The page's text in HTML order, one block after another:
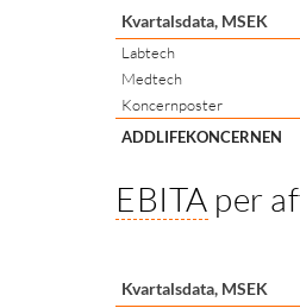
Kvartalsdata, MSEK
Labtech
Medtech
Koncernposter
ADDLIFEKONCERNEN
EBITA per
Kvartalsdata, MSEK